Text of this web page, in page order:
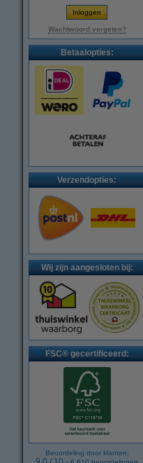
Wachtwoord vergeten?
Betaalopties:
Verzendopties:
Wij zijn aangesloten bij:
FSC® gecertificeerd:
Beoordeling door klanten: